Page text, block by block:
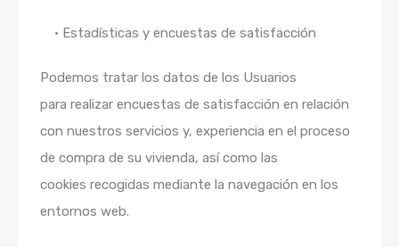
• Estadísticas y encuestas de satisfacción
Podemos tratar los datos de los Usuarios
para realizar encuestas de satisfacción en relación
con nuestros servicios y, experiencia en el proceso
de compra de su vivienda, así como las
cookies recogidas mediante la navegación en los
entornos web.